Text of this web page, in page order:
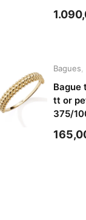
Bagues
Bague
tt or
375/